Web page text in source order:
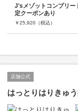
J'sメゾットコンプリ
定クーポンあり
￥25,920 （税込）
店舗公式
はっとりはりきゅ